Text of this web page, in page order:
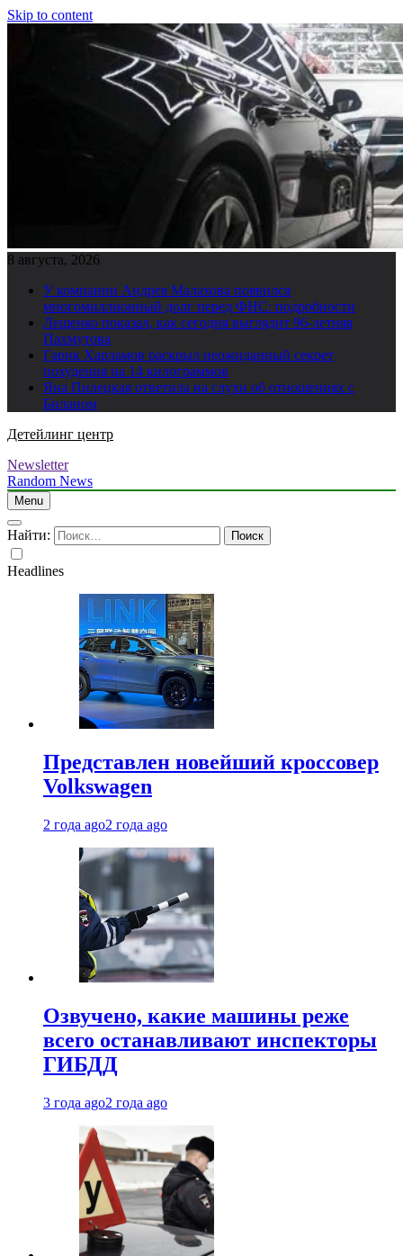
Skip to content
8 августа, 2026
У компании Андрея Малахова появился
многомиллионный долг перед ФНС: подробности
Лещенко показал, как сегодня выглядит 96-летняя
Пахмутова
Гарик Харламов раскрыл неожиданный секрет
похудения на 14 килограммов
Яна Пилецкая ответила на слухи об отношениях с
Биланом
Детейлинг центр
Newsletter
Random News
Menu
Найти:
Headlines
Представлен новейший кроссовер
Volkswagen
2 года ago2 года ago
Озвучено, какие машины реже
всего останавливают инспекторы
ГИБДД
3 года ago2 года ago